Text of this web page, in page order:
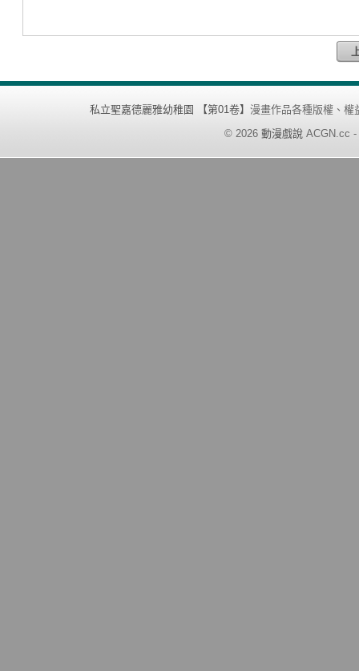
私立聖嘉德麗雅幼稚園 【第01卷】漫畫作品各種版權、權
© 2026 動漫戲說 ACGN.cc